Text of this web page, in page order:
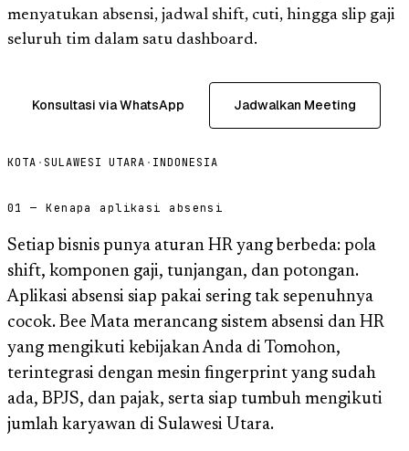
menyatukan absensi, jadwal shift, cuti, hingga slip gaji
seluruh tim dalam satu dashboard.
Konsultasi via WhatsApp Jadwalkan Meeting
KOTA · SULAWESI UTARA · INDONESIA
01 — Kenapa aplikasi absensi
Setiap bisnis punya aturan HR yang berbeda: pola
shift, komponen gaji, tunjangan, dan potongan.
Aplikasi absensi siap pakai sering tak sepenuhnya
cocok. Bee Mata merancang sistem absensi dan HR
yang mengikuti kebijakan Anda di Tomohon,
terintegrasi dengan mesin fingerprint yang sudah
ada, BPJS, dan pajak, serta siap tumbuh mengikuti
jumlah karyawan di Sulawesi Utara.